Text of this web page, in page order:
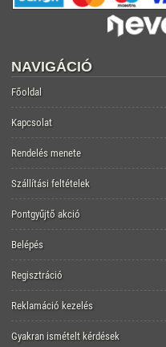
NAVIGÁCIÓ
Főoldal
Kapcsolat
Rendelés menete
Szállítási feltételek
Pontgyűjtő akció
Belépés
Regisztráció
Reklamáció kezelés
Gyakran ismételt kérdések